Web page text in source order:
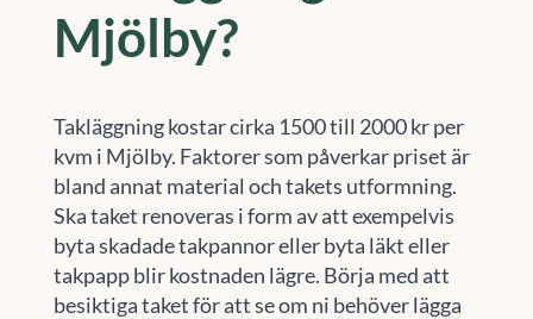
Mjölby?
Takläggning kostar cirka 1500 till 2000 kr per
kvm i Mjölby. Faktorer som påverkar priset är
bland annat material och takets utformning.
Ska taket renoveras i form av att exempelvis
byta skadade takpannor eller byta läkt eller
takpapp blir kostnaden lägre. Börja med att
besiktiga taket för att se om ni behöver lägga